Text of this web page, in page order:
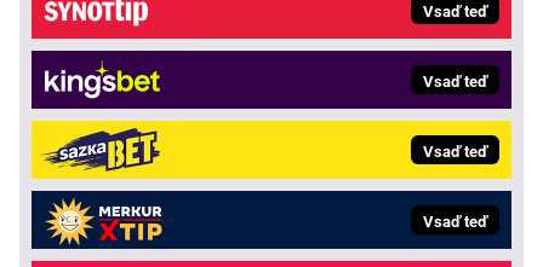
Vsaď teď
Vsaď teď
Vsaď teď
Vsaď teď